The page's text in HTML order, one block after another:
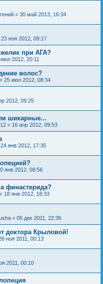
« 30 май 2013, 16:34
23 ноя 2012, 09:17
при АГА?
2012, 20:11
волос?
« 25 июл 2012, 08:34
2012, 09:25
шикарные...
« 16 апр 2012, 09:53
24 янв 2012, 17:35
янв 2012, 08:56
финастерида?
« 18 янв 2012, 18:33
« 05 дек 2011, 22:36
доктора Крыловой!
ноя 2011, 00:13
2011, 00:10